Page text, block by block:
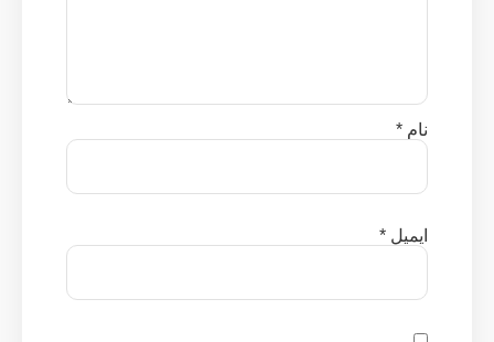
نام *
ایمیل *